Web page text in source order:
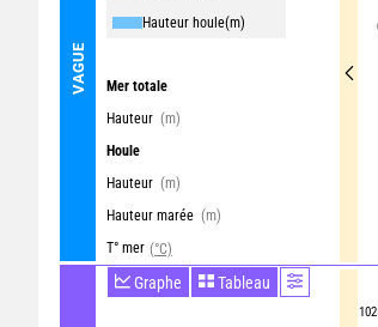
VAGUE
Hauteur houle(m)
Mer totale
Hauteur (m)
Houle
Hauteur (m)
Hauteur marée (m)
T° mer (°C)
Graphe Tableau